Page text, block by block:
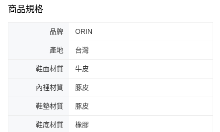
商品規格
品牌 ORIN
產地 台灣
鞋面材質 牛皮
內裡材質 豚皮
鞋墊材質 豚皮
鞋底材質 橡膠